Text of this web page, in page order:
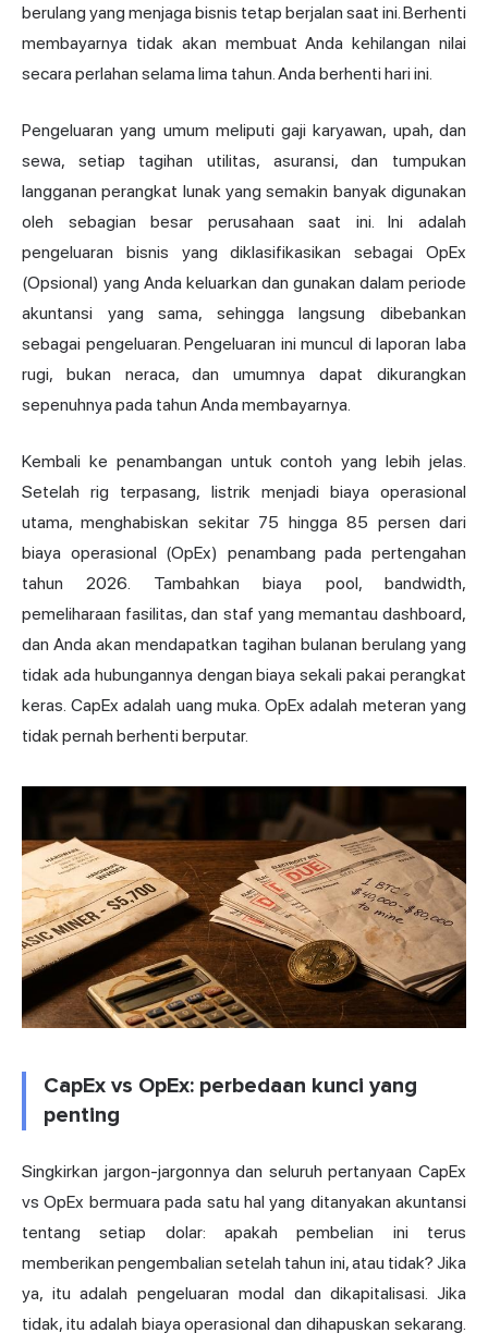
berulang yang menjaga bisnis tetap berjalan saat ini. Berhenti
membayarnya tidak akan membuat Anda kehilangan nilai
secara perlahan selama lima tahun. Anda berhenti hari ini.
Pengeluaran yang umum meliputi gaji karyawan, upah, dan
sewa, setiap tagihan utilitas, asuransi, dan tumpukan
langganan perangkat lunak yang semakin banyak digunakan
oleh sebagian besar perusahaan saat ini. Ini adalah
pengeluaran bisnis yang diklasifikasikan sebagai OpEx
(Opsional) yang Anda keluarkan dan gunakan dalam periode
akuntansi yang sama, sehingga langsung dibebankan
sebagai pengeluaran. Pengeluaran ini muncul di laporan laba
rugi, bukan neraca, dan umumnya dapat dikurangkan
sepenuhnya pada tahun Anda membayarnya.
Kembali ke penambangan untuk contoh yang lebih jelas.
Setelah rig terpasang, listrik menjadi biaya operasional
utama, menghabiskan sekitar 75 hingga 85 persen dari
biaya operasional (OpEx) penambang pada pertengahan
tahun 2026. Tambahkan biaya pool, bandwidth,
pemeliharaan fasilitas, dan staf yang memantau dashboard,
dan Anda akan mendapatkan tagihan bulanan berulang yang
tidak ada hubungannya dengan biaya sekali pakai perangkat
keras. CapEx adalah uang muka. OpEx adalah meteran yang
tidak pernah berhenti berputar.
CapEx vs OpEx: perbedaan kunci yang
penting
Singkirkan jargon-jargonnya dan seluruh pertanyaan CapEx
vs OpEx bermuara pada satu hal yang ditanyakan akuntansi
tentang setiap dolar: apakah pembelian ini terus
memberikan pengembalian setelah tahun ini, atau tidak? Jika
ya, itu adalah pengeluaran modal dan dikapitalisasi. Jika
tidak, itu adalah biaya operasional dan dihapuskan sekarang.